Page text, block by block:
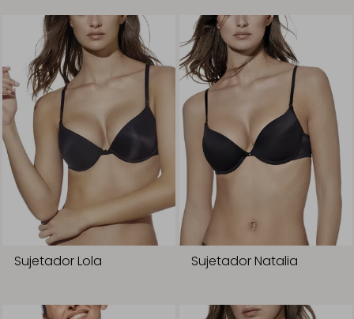
Sujetador Lola Sujetador Natalia